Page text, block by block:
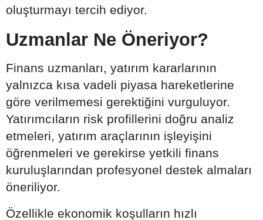
oluşturmayı tercih ediyor.
Uzmanlar Ne Öneriyor?
Finans uzmanları, yatırım kararlarının
yalnızca kısa vadeli piyasa hareketlerine
göre verilmemesi gerektiğini vurguluyor.
Yatırımcıların risk profillerini doğru analiz
etmeleri, yatırım araçlarının işleyişini
öğrenmeleri ve gerekirse yetkili finans
kuruluşlarından profesyonel destek almaları
öneriliyor.
Özellikle ekonomik koşulların hızlı